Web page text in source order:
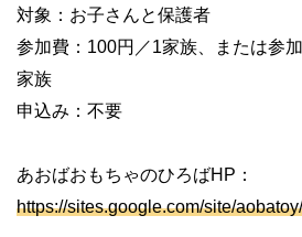
対象：お子さんと保護者
参加費：100円／1家族、または参
家族
申込み：不要
あおばおもちゃのひろばHP：
https://sites.google.com/site/aobatoy/